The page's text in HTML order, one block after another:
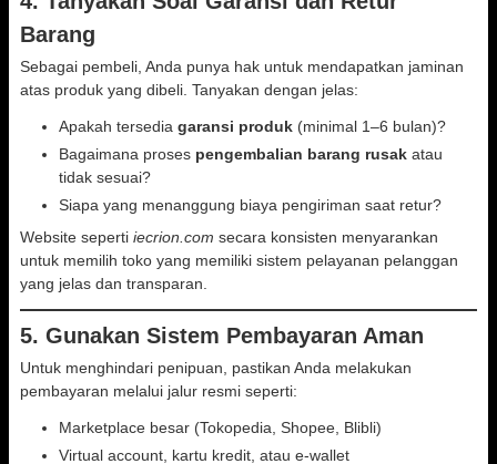
Barang
Sebagai pembeli, Anda punya hak untuk mendapatkan jaminan
atas produk yang dibeli. Tanyakan dengan jelas:
Apakah tersedia garansi produk (minimal 1–6 bulan)?
Bagaimana proses pengembalian barang rusak atau
tidak sesuai?
Siapa yang menanggung biaya pengiriman saat retur?
Website seperti iecrion.com secara konsisten menyarankan
untuk memilih toko yang memiliki sistem pelayanan pelanggan
yang jelas dan transparan.
5. Gunakan Sistem Pembayaran Aman
Untuk menghindari penipuan, pastikan Anda melakukan
pembayaran melalui jalur resmi seperti:
Marketplace besar (Tokopedia, Shopee, Blibli)
Virtual account, kartu kredit, atau e-wallet